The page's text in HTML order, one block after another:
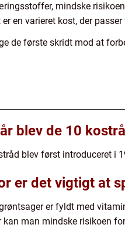
mindske
en varieret kost, der
de første skridt mod at
blev de 10
blev først introduceret i
er det vigtigt at
er fyldt med
kan man mindske risikoen